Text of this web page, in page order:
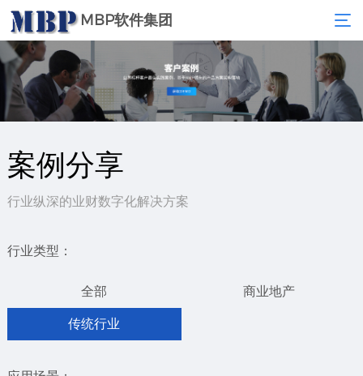
MBP软件集团
案例分享
行业纵深的业财数字化解决方案
行业类型：
全部 商业地产
传统行业